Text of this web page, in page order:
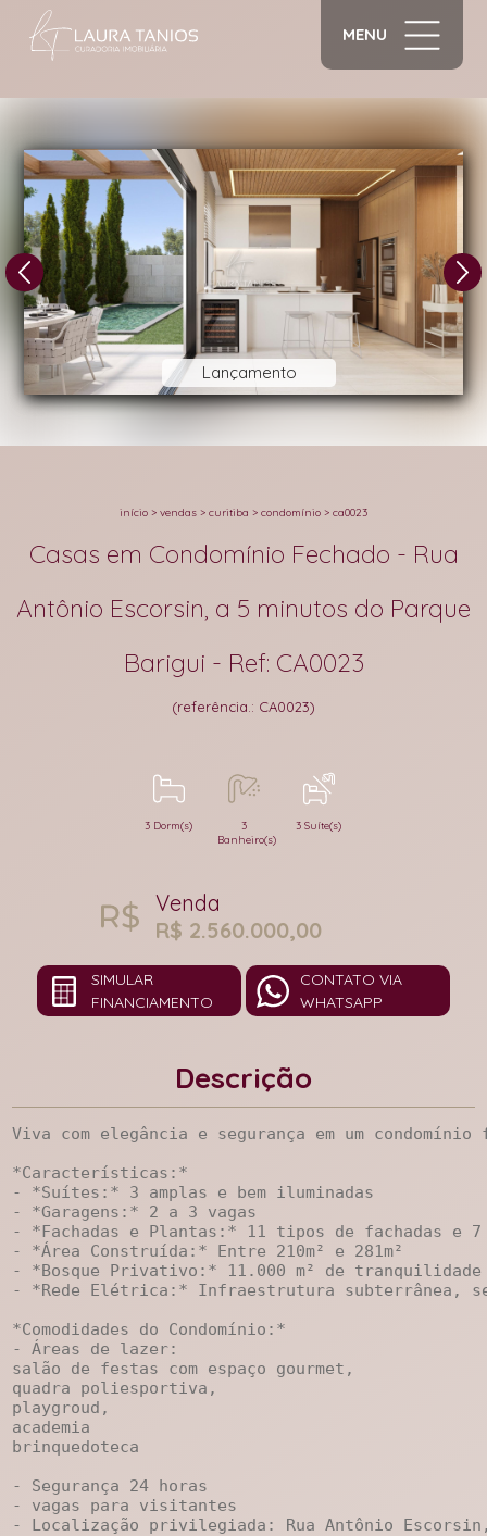
MENU
Lançamento
início > vendas > curitiba > condomínio > ca0023
Casas em Condomínio Fechado - Rua
Antônio Escorsin, a 5 minutos do Parque
Barigui - Ref: CA0023
(referência.: CA0023)
3 Dorm(s)
3
Banheiro(s)
3 Suíte(s)
Venda
R$ 2.560.000,00
SIMULAR
FINANCIAMENTO
CONTATO VIA
WHATSAPP
Descrição
Viva com elegância e segurança em um
*Características:*
- *Suítes:* 3 amplas e bem iluminadas
- *Garagens:* 2 a 3 vagas
- *Fachadas e Plantas:* 11 tipos de fachadas e
- *Área Construída:* Entre 210m² e 281m²
- *Bosque Privativo:* 11.000 m² de tranquilidade
- *Rede Elétrica:* Infraestrutura subterrânea,
*Comodidades do Condomínio:*
- Áreas de lazer:
salão de festas com espaço gourmet,
quadra poliesportiva,
playgroud,
academia
brinquedoteca
- Segurança 24 horas
- vagas para visitantes
- Localização privilegiada: Rua Antônio